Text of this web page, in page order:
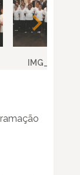
IMG_9898